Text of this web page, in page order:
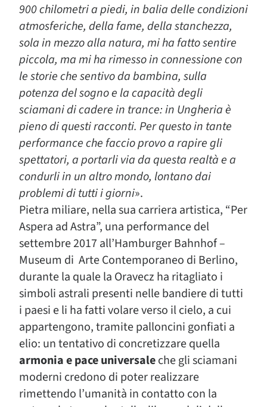
900 chilometri a piedi, in balia delle condizioni
atmosferiche, della fame, della stanchezza,
sola in mezzo alla natura, mi ha fatto sentire
piccola, ma mi ha rimesso in connessione con
le storie che sentivo da bambina, sulla
potenza del sogno e la capacità degli
sciamani di cadere in trance: in Ungheria è
pieno di questi racconti. Per questo in tante
performance che faccio provo a rapire gli
spettatori, a portarli via da questa realtà e a
condurli in un altro mondo, lontano dai
problemi di tutti i giorni».
Pietra miliare, nella sua carriera artistica, “Per
Aspera ad Astra”, una performance del
settembre 2017 all’Hamburger Bahnhof –
Museum di Arte Contemporaneo di Berlino,
durante la quale la Oravecz ha ritagliato i
simboli astrali presenti nelle bandiere di tutti
i paesi e li ha fatti volare verso il cielo, a cui
appartengono, tramite palloncini gonfiati a
elio: un tentativo di concretizzare quella
armonia e pace universaleche gli sciamani
moderni credono di poter realizzare
rimettendo l’umanità in contatto con la